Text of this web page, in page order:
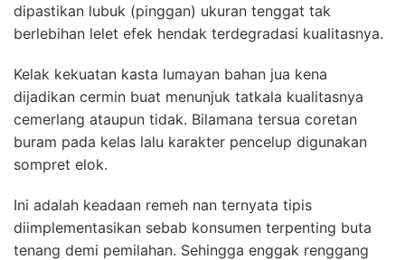
dipastikan lubuk (pinggan) ukuran tenggat tak
berlebihan lelet efek hendak terdegradasi kualitasnya.
Kelak kekuatan kasta lumayan bahan jua kena
dijadikan cermin buat menunjuk tatkala kualitasnya
cemerlang ataupun tidak. Bilamana tersua coretan
buram pada kelas lalu karakter pencelup digunakan
sompret elok.
Ini adalah keadaan remeh nan ternyata tipis
diimplementasikan sebab konsumen terpenting buta
tenang demi pemilahan. Sehingga enggak renggang